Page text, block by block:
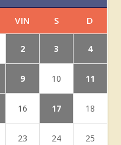
VIN S D
2 3 4
9 10 11
16 17 18
23 24 25